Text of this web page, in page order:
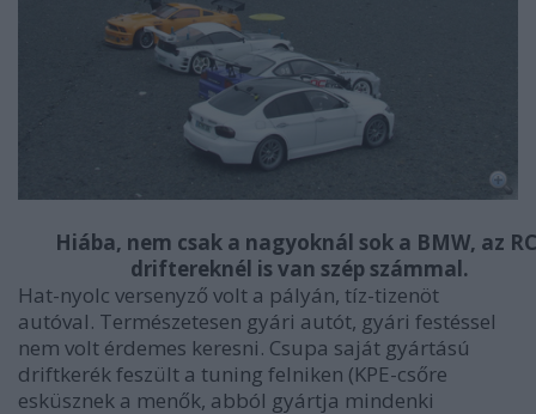
Hiába, nem csak a nagyoknál sok a BMW, az
driftereknél is van szép számmal.
Hat-nyolc versenyző volt a pályán, tíz-tizenöt
autóval. Természetesen gyári autót, gyári festéssel
nem volt érdemes keresni. Csupa saját gyártású
driftkerék feszült a tuning felniken (KPE-csőre
esküsznek a menők, abból gyártja mindenki